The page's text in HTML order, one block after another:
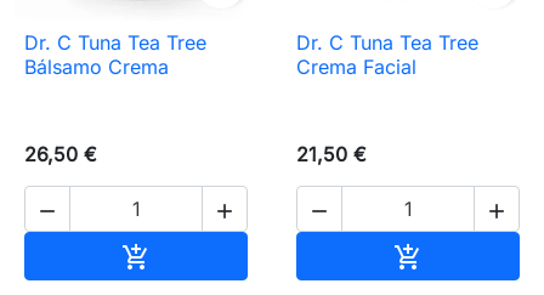
Dr. C Tuna Tea Tree
Bálsamo Crema
26,50 €
 

Dr. C Tuna Tea Tree
Crema Facial
21,50 €
 
